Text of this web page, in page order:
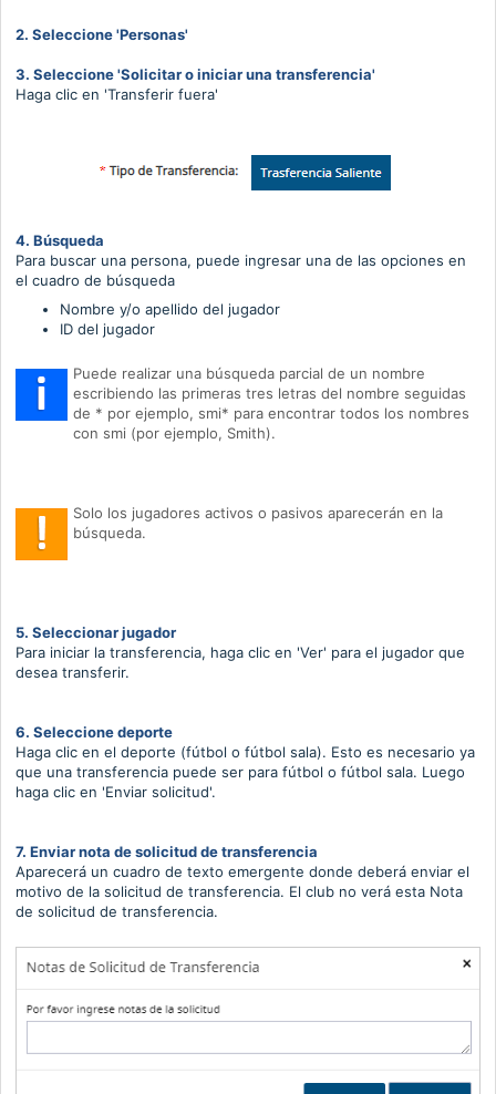
2. Seleccione 'Personas'
3. Seleccione 'Solicitar o iniciar una transferencia'
Haga clic en 'Transferir fuera'
4. Búsqueda
Para buscar una persona, puede ingresar una de las opciones en
el cuadro de búsqueda
Nombre y/o apellido del jugador
ID del jugador
Puede realizar una búsqueda parcial de un nombre
escribiendo las primeras tres letras del nombre seguidas
de * por ejemplo, smi* para encontrar todos los nombres
con smi (por ejemplo, Smith).
Solo los jugadores activos o pasivos aparecerán en la
búsqueda.
5. Seleccionar jugador
Para iniciar la transferencia, haga clic en 'Ver' para el jugador que
desea transferir.
6. Seleccione deporte
Haga clic en el deporte (fútbol o fútbol sala). Esto es necesario ya
que una transferencia puede ser para fútbol o fútbol sala. Luego
haga clic en 'Enviar solicitud'.
7. Enviar nota de solicitud de transferencia
Aparecerá un cuadro de texto emergente donde deberá enviar el
motivo de la solicitud de transferencia. El club no verá esta Nota
de solicitud de transferencia.